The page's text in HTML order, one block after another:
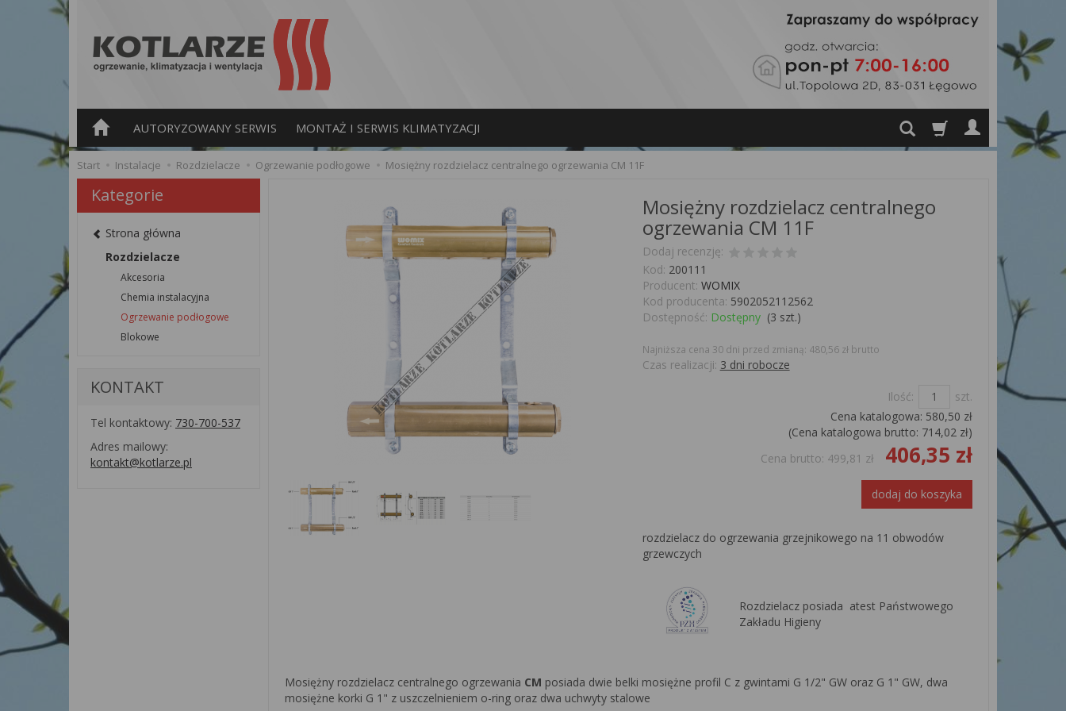
AUTORYZOWANY SERWIS MONTAŻ I SERWIS KLIMATYZACJI
Start Instalacje Rozdzielacze Ogrzewanie podłogowe Mosiężny rozdzielacz centralnego ogrzewania CM 11F
Mosiężny rozdzielacz centralnego
ogrzewania CM 11F
Dodaj recenzję:
Kod: 200111
Producent: WOMIX
Kod producenta: 5902052112562
Dostępność: Dostępny (3 szt.)
Najniższa cena 30 dni przed zmianą: 480,56 zł brutto
Czas realizacji: 3 dni robocze
Ilość:
szt.
Cena katalogowa: 580,50 zł
(Cena katalogowa brutto: 714,02 zł)
Cena brutto: 499,81 zł 406,35 zł
dodaj do koszyka
rozdzielacz do ogrzewania grzejnikowego na 11 obwodów
grzewczych
Rozdzielacz posiada atest Państwowego
Zakładu Higieny
Mosiężny rozdzielacz centralnego ogrzewania CM posiada dwie belki mosiężne profil C z gwintami G 1/2" GW oraz G 1" GW, dwa
mosiężne korki G 1" z uszczelnieniem o-ring oraz dwa uchwyty stalowe
Kategorie
Strona główna
Rozdzielacze
Akcesoria
Chemia instalacyjna
Ogrzewanie podłogowe
Blokowe
KONTAKT
Tel kontaktowy: 730-700-537
Adres mailowy:
kontakt@kotlarze.pl